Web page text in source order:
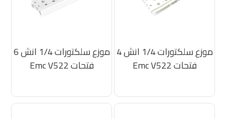
موزع سلكتورات 1/4 انش 4
فتحات Emc V522
موزع سلكتورات 1/4 انش 6
فتحات Emc V522